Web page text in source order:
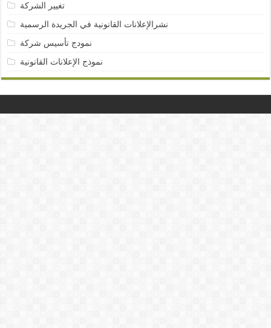
تغيير الشركة
نشرالإعلانات القانونية في الجريدة الرسمية
نمودج تأسيس شركة
نموذج الإعلانات القانونية